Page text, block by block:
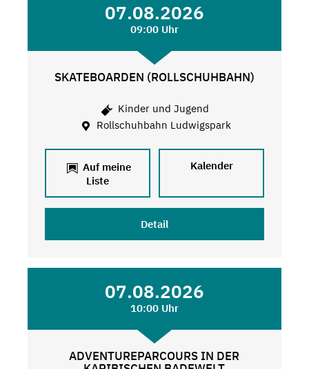
07.08.2026
09:00 Uhr
SKATEBOARDEN (ROLLSCHUHBAHN)
Kinder und Jugend
Rollschuhbahn Ludwigspark
Auf meine
Liste
Kalender
Detail
07.08.2026
10:00 Uhr
ADVENTUREPARCOURS IN DER